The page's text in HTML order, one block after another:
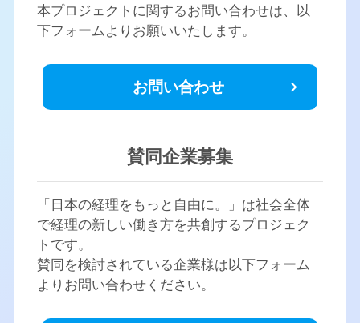
本プロジェクトに関するお問い合わせは、以
下フォームよりお願いいたします。
お問い合わせ chevron_right
賛同企業募集
「日本の経理をもっと自由に。」は社会全体
で経理の新しい働き方を共創するプロジェク
トです。
賛同を検討されている企業様は以下フォーム
よりお問い合わせください。